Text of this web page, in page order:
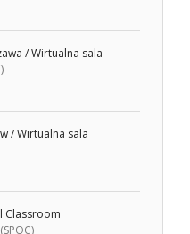
/ Wirtualna sala
/ Wirtualna sala
Classroom